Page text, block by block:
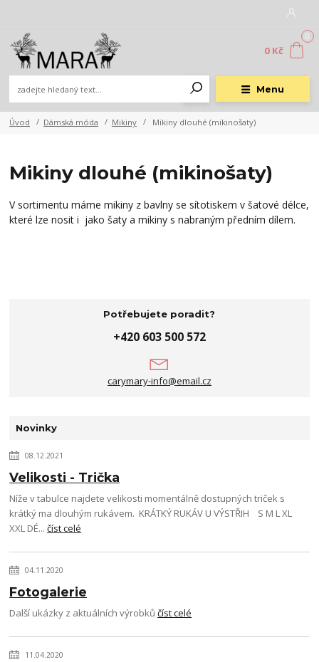
Menu
0
0 Kč
Úvod Dámská móda Mikiny Mikiny dlouhé (mikinošaty)
Mikiny dlouhé (mikinošaty)
V sortimentu máme mikiny z bavlny se sítotiskem v šatové délce,
které lze nosit i jako šaty a mikiny s nabraným předním dílem.
Potřebujete poradit?
+420 603 500 572
carymary-info@email.cz
Novinky
08.12.2021
Velikosti - Trička
Níže v tabulce najdete velikosti momentálně dostupných triček s
krátký ma dlouhým rukávem. KRÁTKÝ RUKÁV U VÝSTŘIH S M L XL
XXL DÉ...číst celé
04.11.2020
Fotogalerie
Další ukázky z aktuálních výrobkůčíst celé
11.04.2020